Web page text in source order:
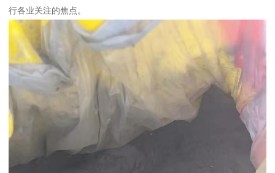
行各业关注的焦点。